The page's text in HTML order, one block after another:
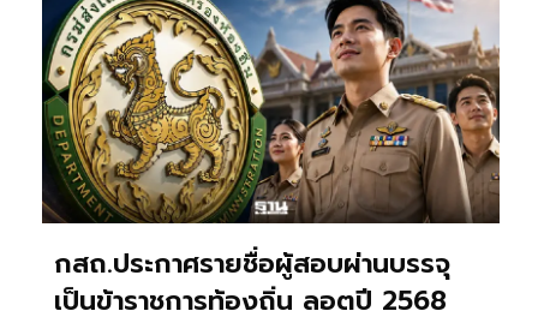
กสถ.ประกาศรายชื่อผู้สอบผ่านบรรจุ
เป็นข้าราชการท้องถิ่น ลอตปี 2568